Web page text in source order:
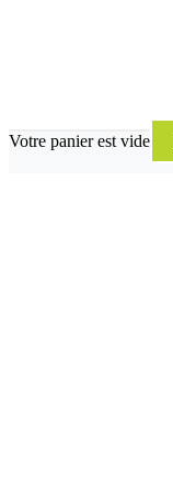
Votre panier est vide